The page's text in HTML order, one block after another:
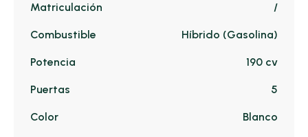
Matriculación /
Combustible Híbrido (Gasolina)
Potencia 190 cv
Puertas 5
Color Blanco